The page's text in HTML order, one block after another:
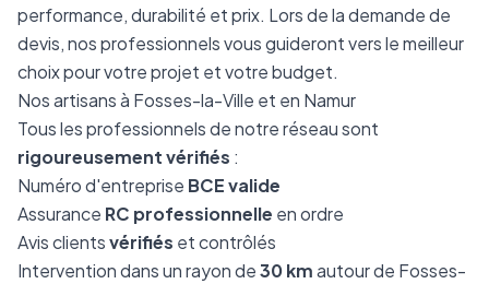
performance, durabilité et prix. Lors de la demande de
devis, nos professionnels vous guideront vers le meilleur
choix pour votre projet et votre budget.
Nos artisans à Fosses-la-Ville et en Namur
Tous les professionnels de notre réseau sont
rigoureusement vérifiés :
Numéro d'entreprise BCE valide
Assurance RC professionnelle en ordre
Avis clientsvérifiés et contrôlés
Intervention dans un rayon de30 kmautour de Fosses-